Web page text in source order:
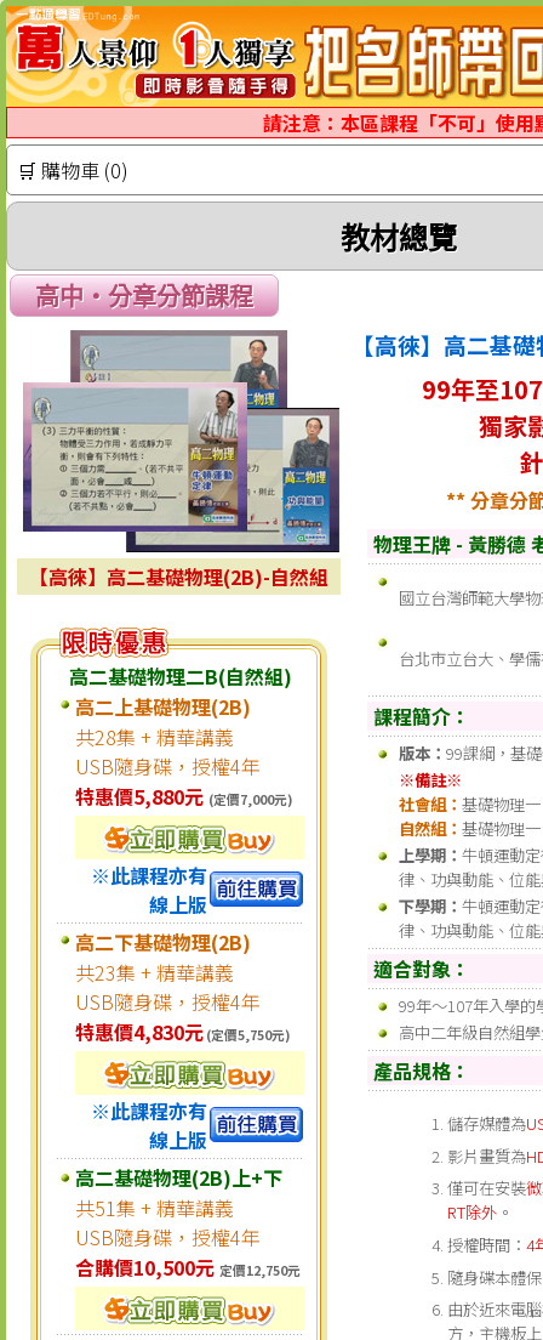
請注意：本區課程「不可」使用
🛒 購物車 (0)
教材總覽
高中‧分章分節課程
【高徠】高二基礎物理(2B)-自然組
高二基礎物理二B(自然組)
高二上基礎物理(2B)
共28集 + 精華講義
USB隨身碟，授權4年
特惠價5,880元 (定價7,000元)
※此課程亦有
線上版
高二下基礎物理(2B)
共23集 + 精華講義
USB隨身碟，授權4年
特惠價4,830元 (定價5,750元)
※此課程亦有
線上版
高二基礎物理(2B)上+下
共51集 + 精華講義
USB隨身碟，授權4年
合購價10,500元 定價12,750元
【高徠】高二基
99年至
獨家
** 分章分
物理王牌 - 黃勝德
國立台灣師範大學
台北市立台大、學
課程簡介：
版本： 99課綱，基
※備註※
社會組： 基礎物理
自然組： 基礎物理
上學期： 牛頓運動
律、功與動能、位
下學期： 牛頓運動
律、功與動能、位
適合對象：
99年～107年入學的
高中二年級自然組
產品規格：
儲存媒體為
影片畫質為
僅可在安裝
RT除外 。
授權時間： 4
隨身碟本體
由於近來電
方，主機板